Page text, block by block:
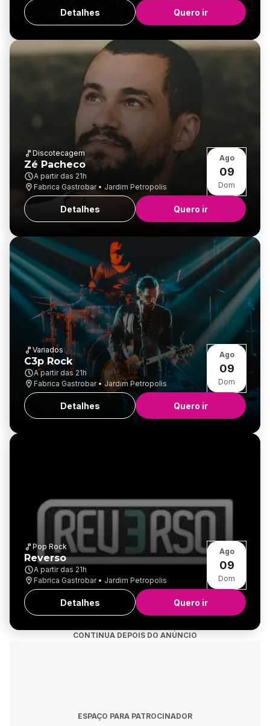
Detalhes Quero ir
Discotecagem
Zé Pacheco
A partir das 21h
Fabrica Gastrobar • Jardim Petropolis
Ago
09
Dom
Detalhes Quero ir
Variados
C3p Rock
A partir das 21h
Fabrica Gastrobar • Jardim Petropolis
Ago
09
Dom
Detalhes Quero ir
Pop Rock
Reverso
A partir das 21h
Fabrica Gastrobar • Jardim Petropolis
Ago
09
Dom
Detalhes Quero ir
CONTINUA DEPOIS DO ANÚNCIO
ESPAÇO PARA PATROCINADOR